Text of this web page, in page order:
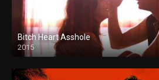
Bitch Heart Asshole
2015